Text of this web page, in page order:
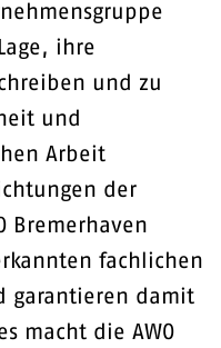
ihre
und zu
und
Arbeit
der
Bremerhaven
fachlichen
garantieren damit
macht die AWO